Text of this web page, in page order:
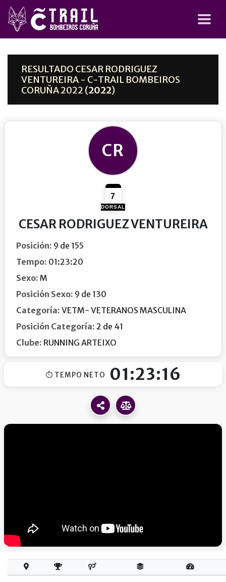
RESULTADO CESAR RODRIGUEZ
VENTUREIRA - C-TRAIL BOMBEIROS
CORUÑA 2022 (2022)
CR
7
DORSAL
CESAR RODRIGUEZ VENTUREIRA
Posición: 9 de 155
Tempo: 01:23:20
Sexo: M
Posición Sexo: 9 de 130
Categoría: VETM- VETERANOS MASCULINA
Posición Categoría: 2 de 41
Clube: RUNNING ARTEIXO
⏱ TEMPO NETO 01:23:16